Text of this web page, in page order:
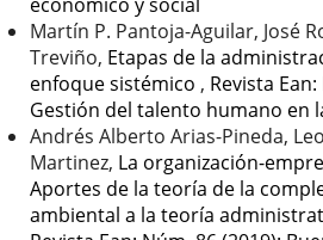
Martín P. Pantoja-Aguilar, José
Treviño, Etapas de la
enfoque sistémico , Revista
Gestión del talento humano en
Andrés Alberto Arias-Pineda,
Martinez, La organización-
Aportes de la teoría de la
ambiental a la teoría